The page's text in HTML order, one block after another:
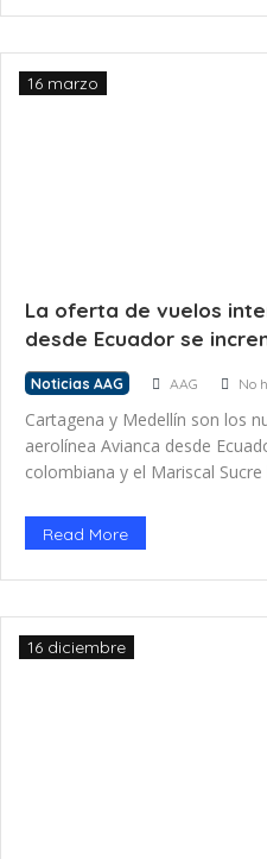
La oferta de vuelos
desde Ecuador se
16 marzo
Noticias AAG AAG No
Cartagena y Medellín son los
aerolínea Avianca desde
colombiana y el Mariscal
después se iniciarán las
Cartagena con tres frecuencias
fecha se unirá Guayaquil […]
Read More
16 diciembre